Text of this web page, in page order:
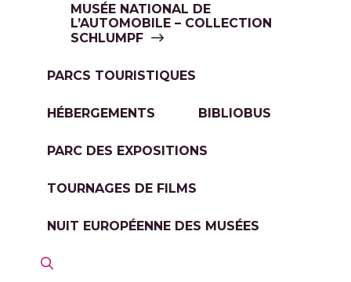
MUSÉE NATIONAL DE
L’AUTOMOBILE – COLLECTION
SCHLUMPF
PARCS TOURISTIQUES
HÉBERGEMENTS BIBLIOBUS
PARC DES EXPOSITIONS
TOURNAGES DE FILMS
NUIT EUROPÉENNE DES MUSÉES